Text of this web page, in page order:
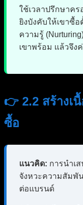
ใช้เวลาปรึกษาค
ยิงบังคับให้เขาซื้
ความรู้
เขาพร้อม แล้วจึง
👉 2.2 สร้างเ
ซื้อ
แนวคิด: การนำเ
จังหวะความสัมพั
ต่อแบรนด์